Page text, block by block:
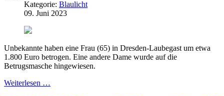
Kategorie: Blaulicht
09. Juni 2023
Unbekannte haben eine Frau (65) in Dresden-Laubegast um etwa
1.800 Euro betrogen. Eine andere Dame wurde auf die
Betrugsmasche hingewiesen.
Weiterlesen …